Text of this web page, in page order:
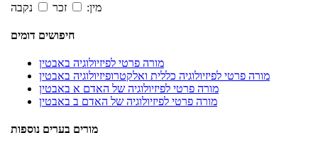
מין:
זכר נקבה
חיפושים דומים
מורה פרטי לפיזיולוגיה באבטין
מורה פרטי לפיזיולוגיה כללית ואלקטרופיזיולוגיה באבטין
מורה פרטי לפיזיולוגיה של האדם א באבטין
מורה פרטי לפיזיולוגיה של האדם ב באבטין
מורים בערים נוספות